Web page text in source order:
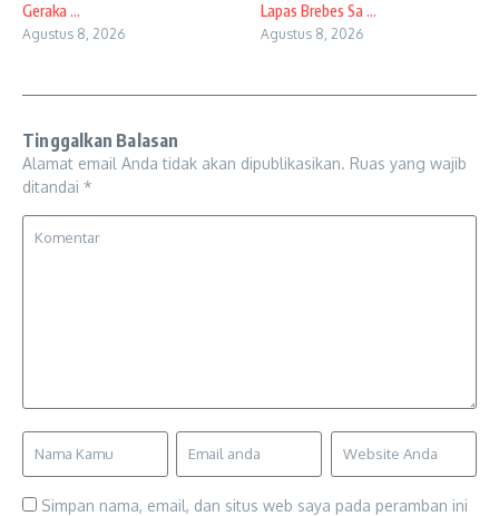
Geraka ...
Agustus 8, 2026
Lapas Brebes Sa ...
Agustus 8, 2026
Tinggalkan Balasan
Alamat email Anda tidak akan dipublikasikan. Ruas yang wajib
ditandai *
Simpan nama, email, dan situs web saya pada peramban ini